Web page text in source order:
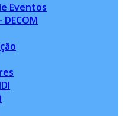
Eventos